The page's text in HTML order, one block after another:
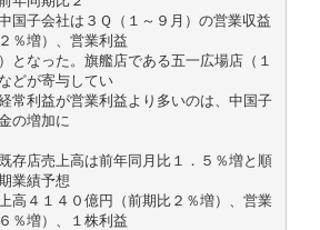
国子会社は３Ｑ（１～９月）の営業収益
％増）、営業利益
となった。旗艦店である五一広場店（１
どが寄与してい
常利益が営業利益より多いのは、中国子
の増加に
存店売上高は前年同月比１．５％増と順
業績予想
高４１４０億円（前期比２％増）、営業
％増）、１株利益